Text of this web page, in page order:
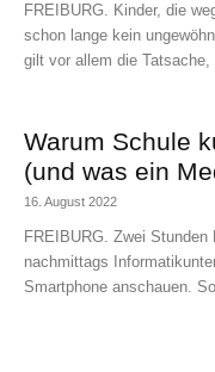
FREIBURG. Kinder, die
schon lange kein
gilt vor allem die Tatsache,
Warum Schule
(und was ein
16. August 2022
FREIBURG. Zwei
nachmittags
Smartphone anschauen.